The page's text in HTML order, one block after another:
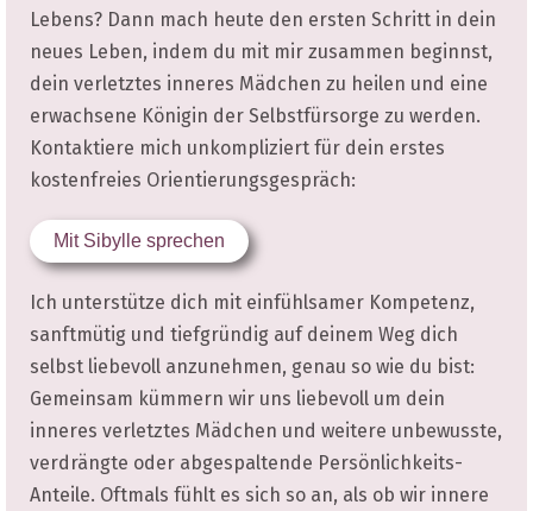
Lebens? Dann mach heute den ersten Schritt in dein
neues Leben, indem du mit mir zusammen beginnst,
dein verletztes inneres Mädchen zu heilen und eine
erwachsene Königin der Selbstfürsorge zu werden.
Kontaktiere mich unkompliziert für dein erstes
kostenfreies Orientierungsgespräch:
Mit Sibylle sprechen
Ich unterstütze dich mit einfühlsamer Kompetenz,
sanftmütig und tiefgründig auf deinem Weg dich
selbst liebevoll anzunehmen, genau so wie du bist:
Gemeinsam kümmern wir uns liebevoll um dein
inneres verletztes Mädchen und weitere unbewusste,
verdrängte oder abgespaltende Persönlichkeits-
Anteile. Oftmals fühlt es sich so an, als ob wir innere